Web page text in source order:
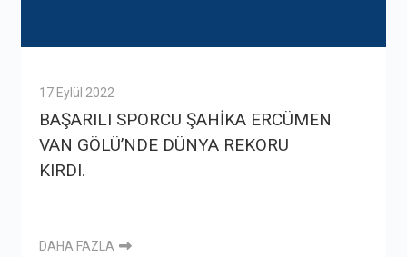
17 Eylül 2022
BAŞARILI SPORCU ŞAHİKA ERCÜMEN
VAN GÖLÜ’NDE DÜNYA REKORU
KIRDI.
DAHA FAZLA